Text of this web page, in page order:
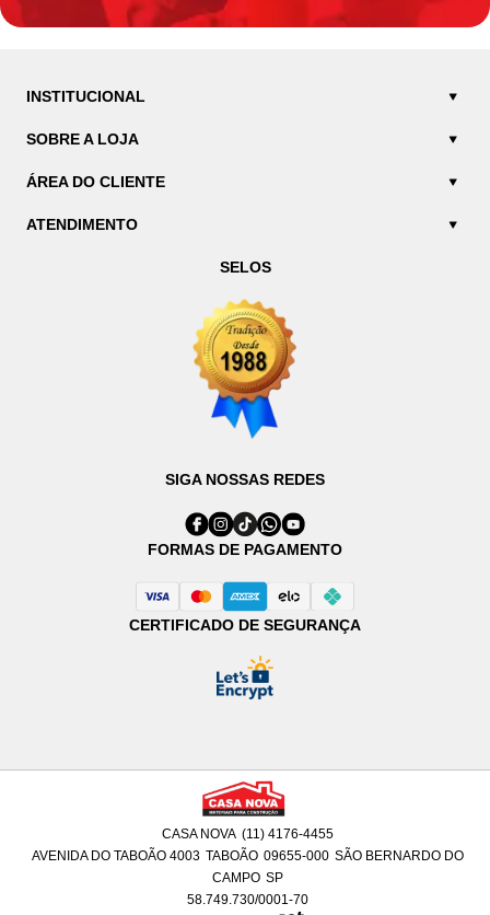
INSTITUCIONAL
SOBRE A LOJA
ÁREA DO CLIENTE
ATENDIMENTO
SELOS
SIGA NOSSAS REDES
FORMAS DE PAGAMENTO
CERTIFICADO DE SEGURANÇA
CASA NOVA (11) 4176-4455
AVENIDA DO TABOÃO 4003 TABOÃO 09655-000 SÃO BERNARDO DO
CAMPO SP
58.749.730/0001-70